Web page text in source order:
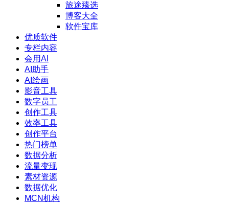
旅途臻选
博客大全
软件宝库
优质软件
专栏内容
会用AI
AI助手
AI绘画
影音工具
数字员工
创作工具
效率工具
创作平台
热门榜单
数据分析
流量变现
素材资源
数据优化
MCN机构